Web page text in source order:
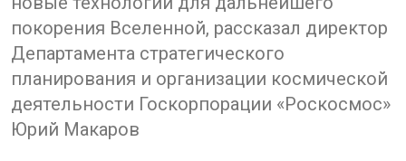
покорения Вселенной, рассказал директор
Департамента стратегического
планирования и организации космической
деятельности Госкорпорации «Роскосмос»
Юрий Макаров